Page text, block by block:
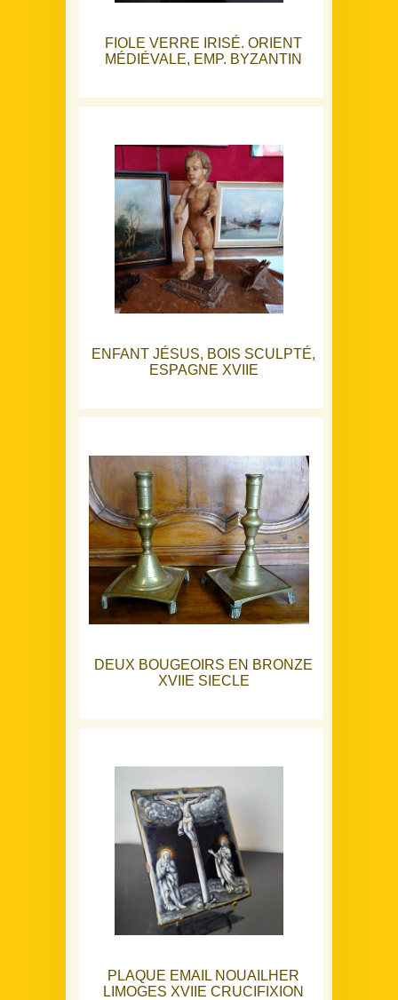
FIOLE VERRE IRISÉ. ORIENT
MÉDIÉVALE, EMP. BYZANTIN
ENFANT JÉSUS, BOIS SCULPTÉ,
ESPAGNE XVIIE
DEUX BOUGEOIRS EN BRONZE
XVIIE SIECLE
PLAQUE EMAIL NOUAILHER
LIMOGES XVIIE CRUCIFIXION